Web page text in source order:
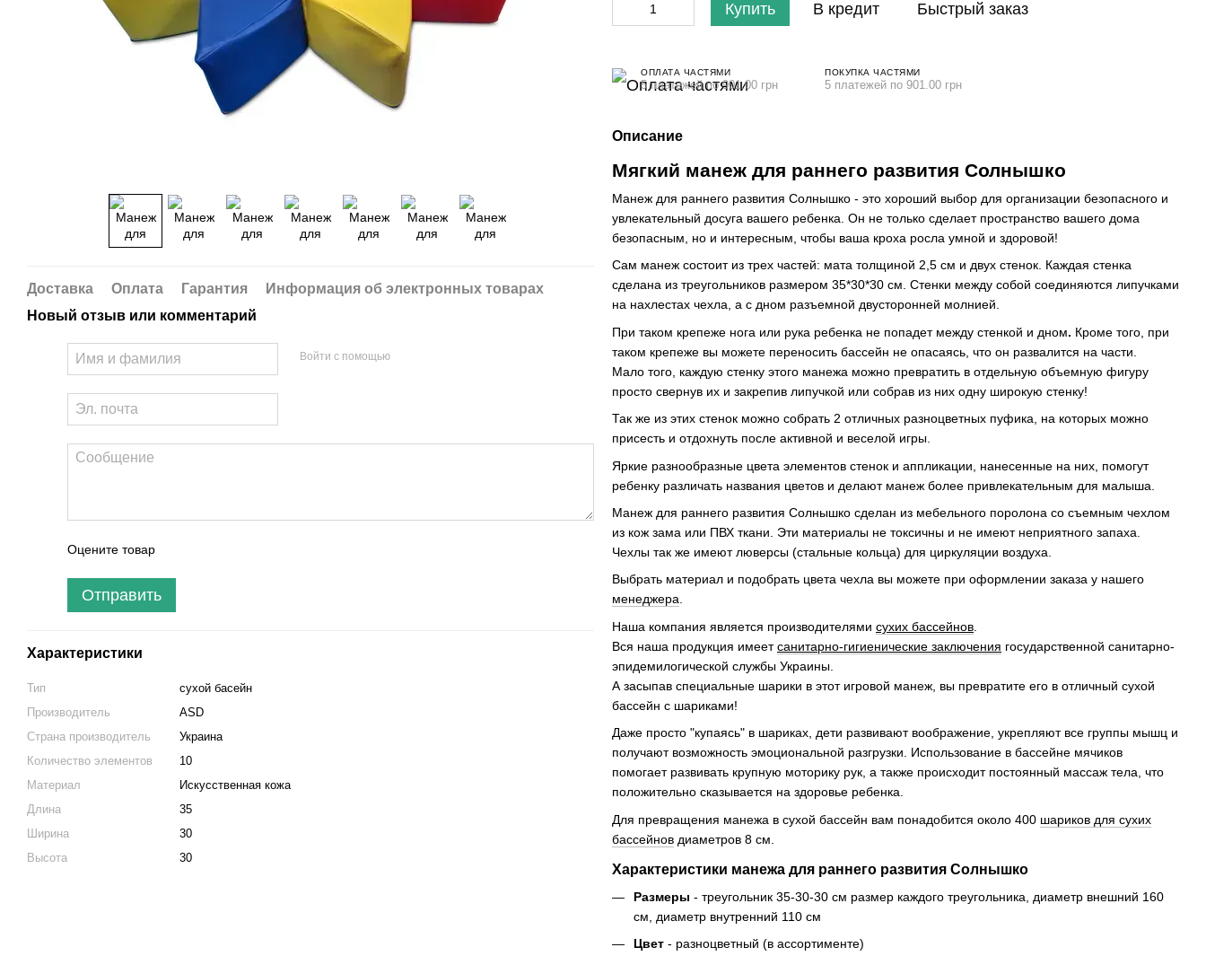
Доставка Оплата Гарантия
Информация об электронных товарах
Новый отзыв или комментарий
Войти с помощью
Оцените товар
Отправить
Характеристики
Тип
сухой басейн
Производитель
ASD
Страна производитель
Украина
Количество элементов
10
Материал
Искусственная кожа
Длина
35
Ширина
30
Высота
30
Купить В кредит Быстрый заказ
ОПЛАТА ЧАСТЯМИ
5 платежей по 901.00 грн
ПОКУПКА ЧАСТЯМИ
5 платежей по 901.00 грн
Описание
Мягкий манеж для раннего развития Солнышко
Манеж для раннего развития Солнышко - это хороший выбор для организации безопасного и
увлекательный досуга вашего ребенка. Он не только сделает пространство вашего дома
безопасным, но и интересным, чтобы ваша кроха росла умной и здоровой!
Сам манеж состоит из трех частей: мата толщиной 2,5 см и двух стенок. Каждая стенка
сделана из треугольников размером 35*30*30 см. Стенки между собой соединяются липучками
на нахлестах чехла, а с дном разъемной двусторонней молнией.
При таком крепеже нога или рука ребенка не попадет между стенкой и дном. Кроме того, при
таком крепеже вы можете переносить бассейн не опасаясь, что он развалится на части.
Мало того, каждую стенку этого манежа можно превратить в отдельную объемную фигуру
просто свернув их и закрепив липучкой или собрав из них одну широкую стенку!
Так же из этих стенок можно собрать 2 отличных разноцветных пуфика, на которых можно
присесть и отдохнуть после активной и веселой игры.
Яркие разнообразные цвета элементов стенок и аппликации, нанесенные на них, помогут
ребенку различать названия цветов и делают манеж более привлекательным для малыша.
Манеж для раннего развития Солнышко сделан из мебельного поролона со съемным чехлом
из кож зама или ПВХ ткани. Эти материалы не токсичны и не имеют неприятного запаха.
Чехлы так же имеют люверсы (стальные кольца) для циркуляции воздуха.
Выбрать материал и подобрать цвета чехла вы можете при оформлении заказа у нашего
менеджера.
Наша компания является производителями сухих бассейнов
Вся наша продукция имеетсанитарно-гигиенические заключения государственной санитарно-
эпидемилогической службы Украины.
А засыпав специальные шарики в этот игровой манеж, вы превратите его в отличный сухой
бассейн с шариками!
Даже просто "купаясь" в шариках, дети развивают воображение, укрепляют все группы мышц и
получают возможность эмоциональной разгрузки. Использование в бассейне мячиков
помогает развивать крупную моторику рук, а также происходит постоянный массаж тела, что
положительно сказывается на здоровье ребенка.
Для превращения манежа в сухой бассейн вам понадобится около 400 шариков для сухих
бассейнов диаметров 8 см.
Характеристики манежа для раннего развития Солнышко
Размеры - треугольник 35-30-30 см размер каждого треугольника, диаметр внешний 160
см, диаметр внутренний 110 см
Цвет - разноцветный (в ассортименте)